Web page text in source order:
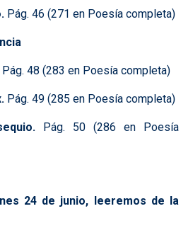
Pág. 46 (271 en Poesía completa)
Pág. 48 (283 en Poesía completa)
Pág. 49 (285 en Poesía completa)
Pág. 50 (286 en Poesía
24 de junio, leeremos de la